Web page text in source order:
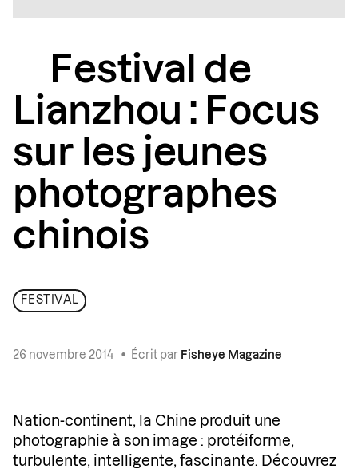
Festival de
Lianzhou : Focus
sur les jeunes
photographes
chinois
FESTIVAL
26 novembre 2014 • Écrit par Fisheye Magazine
Nation-continent, la Chine produit une
photographie à son image : protéiforme,
turbulente, intelligente, fascinante. Découvrez